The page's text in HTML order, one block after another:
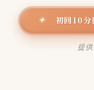
✦ 初回10
提